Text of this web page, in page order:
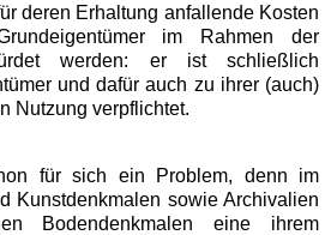
deren Erhaltung anfallende Kosten
im Rahmen der
werden: er ist schließlich
und dafür auch zu ihrer (auch)
Nutzung verpflichtet.
für sich ein Problem, denn im
Kunstdenkmalen sowie Archivalien
Bodendenkmalen eine ihrem